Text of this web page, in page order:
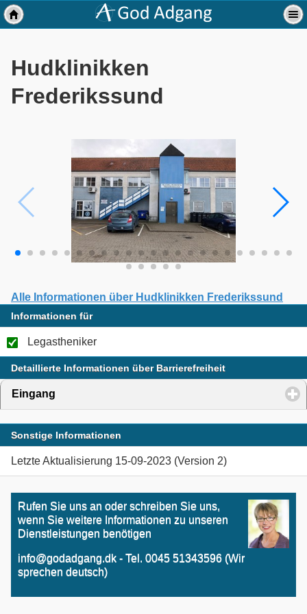
Hudklinikken
Frederikssund
Alle Informationen über Hudklinikken Frederikssund
Informationen für
Legastheniker
Detaillierte Informationen über Barrierefreiheit
Eingang
Sonstige Informationen
Letzte Aktualisierung 15-09-2023 (Version 2)
Rufen Sie uns an oder schreiben Sie uns,
wenn Sie weitere Informationen zu unseren
Dienstleistungen benötigen
info@godadgang.dk - Tel. 0045 51343596 (Wir
sprechen deutsch)